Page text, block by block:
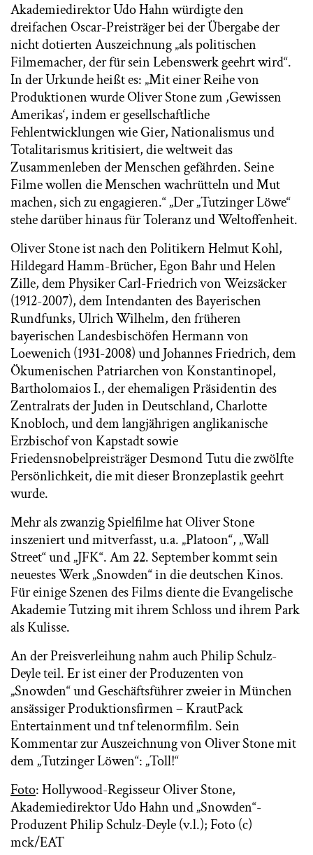
Akademiedirektor Udo Hahn würdigte den
dreifachen Oscar-Preisträger bei der Übergabe der
nicht dotierten Auszeichnung „als politischen
Filmemacher, der für sein Lebenswerk geehrt wird“.
In der Urkunde heißt es: „Mit einer Reihe von
Produktionen wurde Oliver Stone zum ,Gewissen
Amerikas‘, indem er gesellschaftliche
Fehlentwicklungen wie Gier, Nationalismus und
Totalitarismus kritisiert, die weltweit das
Zusammenleben der Menschen gefährden. Seine
Filme wollen die Menschen wachrütteln und Mut
machen, sich zu engagieren.“ „Der „Tutzinger Löwe“
stehe darüber hinaus für Toleranz und Weltoffenheit.
Oliver Stone ist nach den Politikern Helmut Kohl,
Hildegard Hamm-Brücher, Egon Bahr und Helen
Zille, dem Physiker Carl-Friedrich von Weizsäcker
(1912-2007), dem Intendanten des Bayerischen
Rundfunks, Ulrich Wilhelm, den früheren
bayerischen Landesbischöfen Hermann von
Loewenich (1931-2008) und Johannes Friedrich, dem
Ökumenischen Patriarchen von Konstantinopel,
Bartholomaios I., der ehemaligen Präsidentin des
Zentralrats der Juden in Deutschland, Charlotte
Knobloch, und dem langjährigen anglikanische
Erzbischof von Kapstadt sowie
Friedensnobelpreisträger Desmond Tutu die zwölfte
Persönlichkeit, die mit dieser Bronzeplastik geehrt
wurde.
Mehr als zwanzig Spielfilme hat Oliver Stone
inszeniert und mitverfasst, u.a. „Platoon“, „Wall
Street“ und „JFK“. Am 22. September kommt sein
neuestes Werk „Snowden“ in die deutschen Kinos.
Für einige Szenen des Films diente die Evangelische
Akademie Tutzing mit ihrem Schloss und ihrem Park
als Kulisse.
An der Preisverleihung nahm auch Philip Schulz-
Deyle teil. Er ist einer der Produzenten von
„Snowden“ und Geschäftsführer zweier in München
ansässiger Produktionsfirmen – KrautPack
Entertainment und tnf telenormfilm. Sein
Kommentar zur Auszeichnung von Oliver Stone mit
dem „Tutzinger Löwen“: „Toll!“
Foto: Hollywood-Regisseur Oliver Stone,
Akademiedirektor Udo Hahn und „Snowden“-
Produzent Philip Schulz-Deyle (v.l.); Foto (c)
mck/EAT